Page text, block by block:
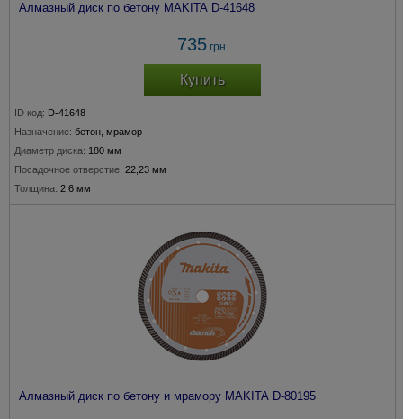
Алмазный диск по бетону MAKITA D-41648
735грн.
Купить
ID код: D-41648
Назначение: бетон, мрамор
Диаметр диска: 180 мм
Посадочное отверстие: 22,23 мм
Толщина: 2,6 мм
Алмазный диск по бетону и мрамору MAKITA D-80195